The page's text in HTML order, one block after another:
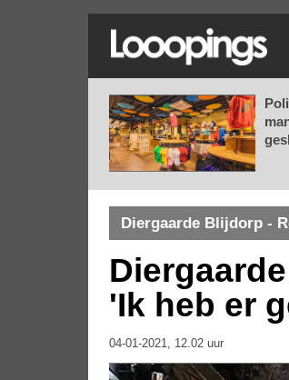
Diergaarde Blijdorp -
'Ik heb er
04-01-2021, 12.02 uur